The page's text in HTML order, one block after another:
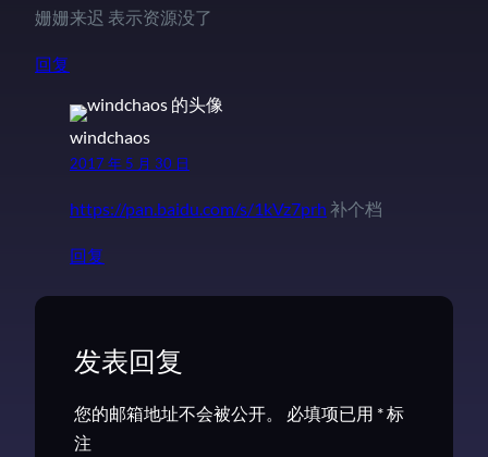
姗姗来迟 表示资源没了
回复
windchaos
2017 年 5 月 30 日
https://pan.baidu.com/s/1kVz7prh 补个档
回复
发表回复
您的邮箱地址不会被公开。 必填项已用 *标
注